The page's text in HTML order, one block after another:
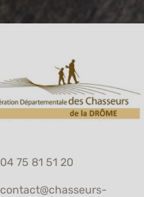
04 75 81 51 20
contact@chasseurs-